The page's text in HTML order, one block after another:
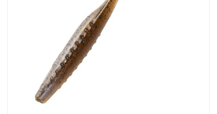
offsetový háček s čeburaškou. Délka: 9 cm počet